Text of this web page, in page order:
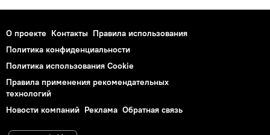
О проекте Контакты Правила использования
Политика конфиденциальности
Политика использования Cookie
Правила применения рекомендательных
технологий
Новости компаний Реклама Обратная связь